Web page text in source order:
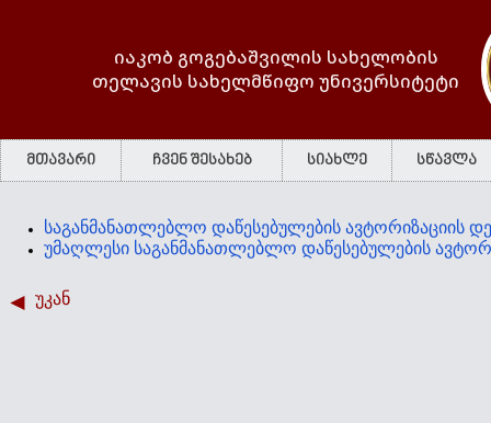
იაკობ გოგებაშვილის სახელობის
თელავის სახელმწიფო უნივერსიტეტი
მთავარი ჩვენ შესახებ სიახლე სწავლა
საგანმანათლებლო დაწესებულების ავტორიზაციის
უმაღლესი საგანმანათლებლო დაწესებულების
უკან